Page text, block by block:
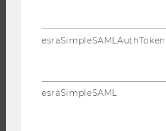
WU FOUNDATION
esraSimpleSAMLAuthToken
esraSimpleSAML